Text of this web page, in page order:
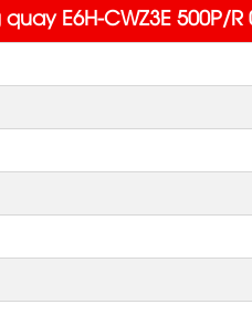
E6H-CWZ3E 500P/